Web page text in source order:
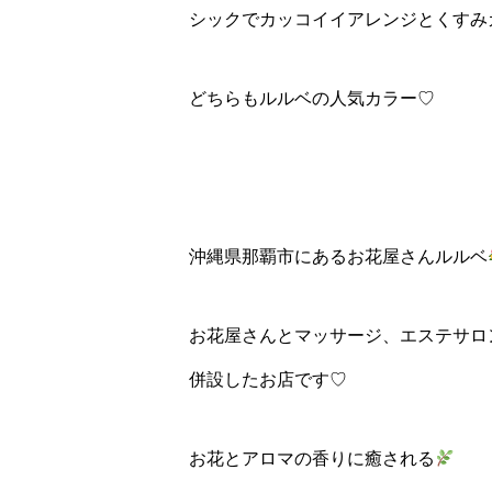
シックでカッコイイアレンジとくす
どちらもルルベの人気カラー♡
沖縄県那覇市にあるお花屋さんルルベ
お花屋さんとマッサージ、エステサロ
併設したお店です♡
お花とアロマの香りに癒される